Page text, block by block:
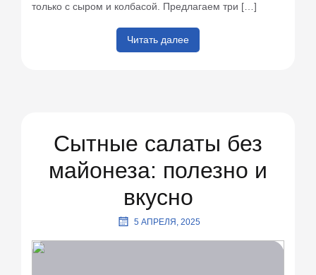
только с сыром и колбасой. Предлагаем три […]
Читать далее
Сытные салаты без
майонеза: полезно и
вкусно
5 АПРЕЛЯ, 2025